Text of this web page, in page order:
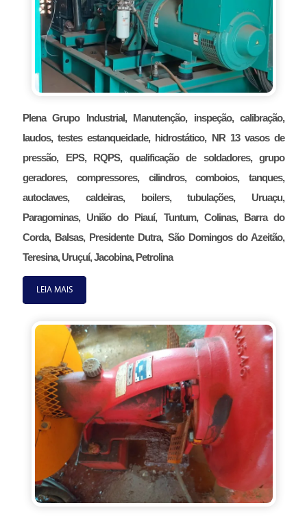
Plena Grupo Industrial, Manutenção, inspeção, calibração,
laudos, testes estanqueidade, hidrostático, NR 13 vasos de
pressão, EPS, RQPS, qualificação de soldadores, grupo
geradores, compressores, cilindros, comboios, tanques,
autoclaves, caldeiras, boilers, tubulações, Uruaçu,
Paragominas, União do Piauí, Tuntum, Colinas, Barra do
Corda, Balsas, Presidente Dutra, São Domingos do Azeitão,
Teresina, Uruçuí, Jacobina, Petrolina
LEIA MAIS